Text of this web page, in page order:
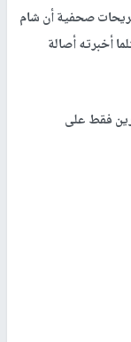
صحفية أن شام
أخبرته أصالة
فقط على